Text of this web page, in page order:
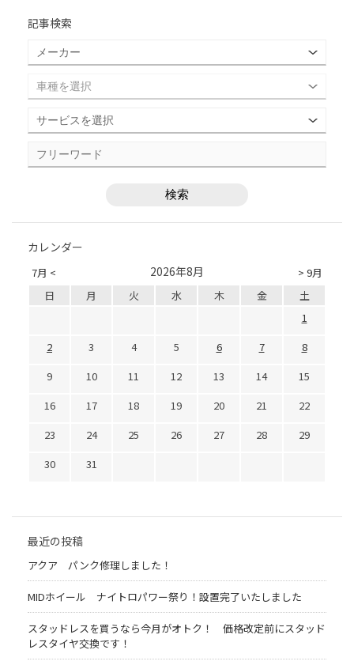
記事検索
カレンダー
7月 < > 9月
2026年8月
日 月 火 水 木 金
土
1
2
3 4 5 6 7
8
9
10 11 12 13 14
15
16
17 18 19 20 21
22
23
24 25 26 27 28
29
30
31
最近の投稿
アクア パンク修理しました！
MIDホイール ナイトロパワー祭り！設置完了いたしました
スタッドレスを買うなら今月がオトク！ 価格改定前にスタッド
レスタイヤ交換です！